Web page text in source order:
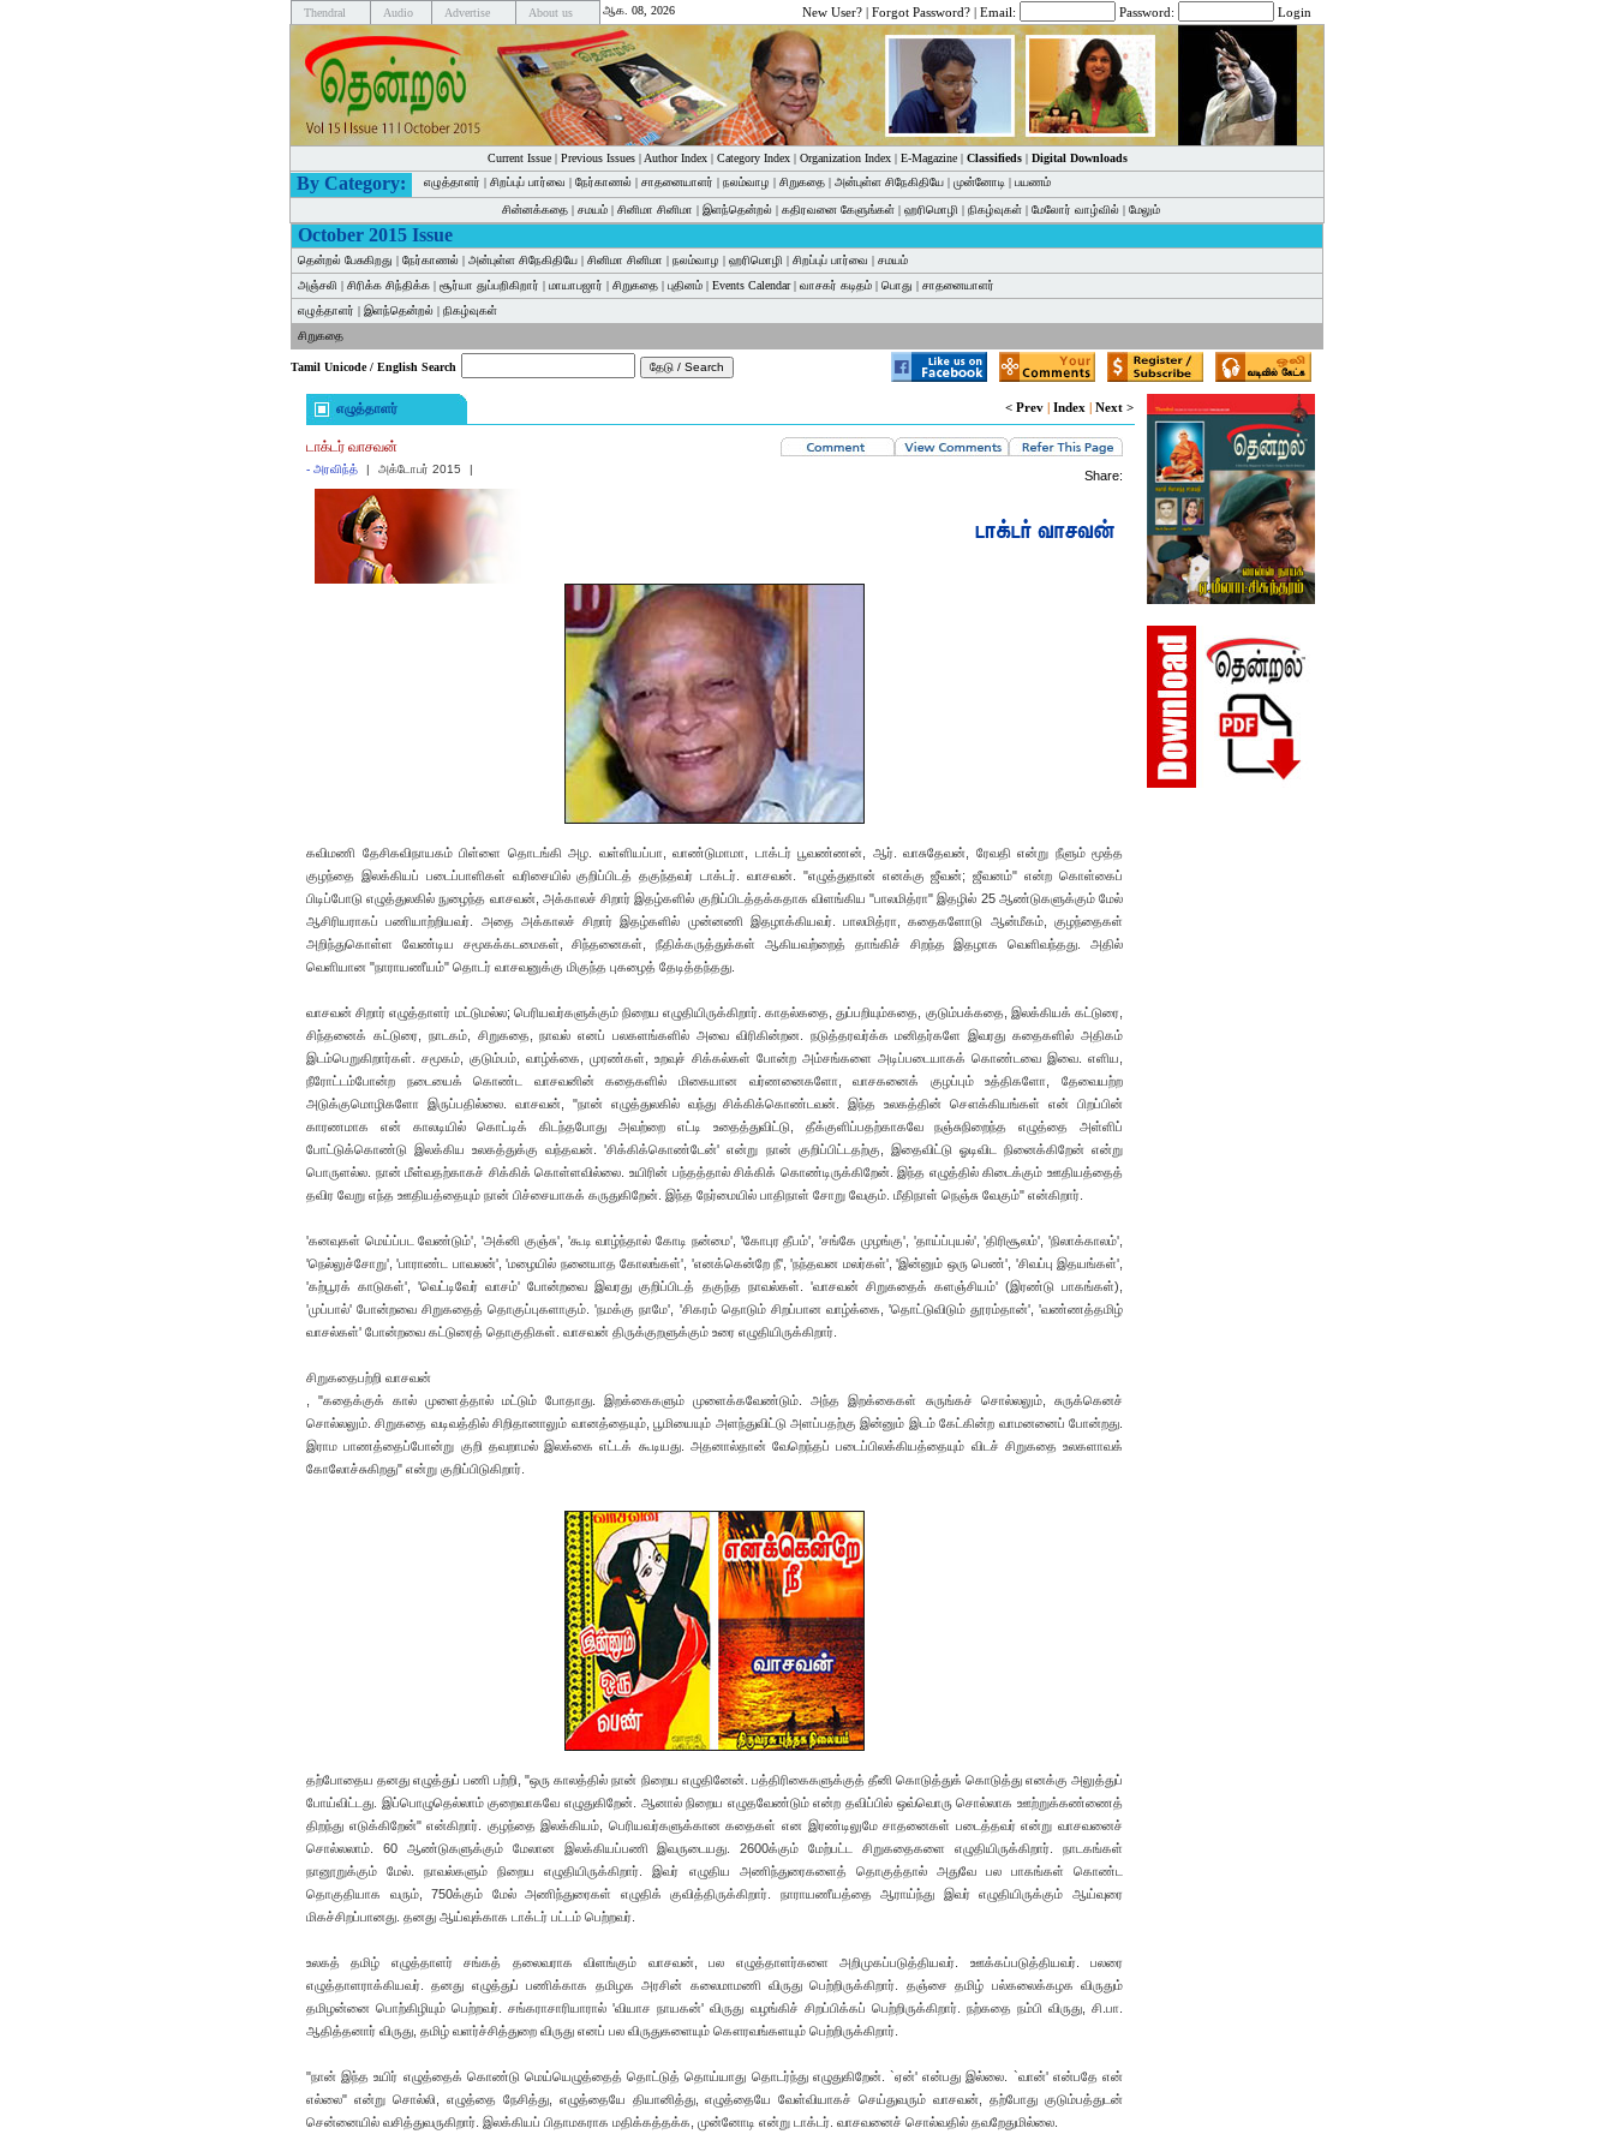
Thendral Audio Advertise About us ஆக. 08, 2026 New User? | Forgot Password? | Email: Password: Login
Current Issue| Previous Issues| Author Index| Category Index| Organization Index| E-Magazine| Classifieds| Digital Downloads
By Category: எழுத்தாளர் | சிறப்புப் பார்வை | நேர்காணல் | சாதனையாளர் | நலம்வாழ | சிறுகதை | அன்புள்ள சிநேகிதியே | முன்னோடி | பயணம்
சின்னக்கதை | சமயம் | சினிமா சினிமா | இளந்தென்றல் | கதிரவனை கேளுங்கள் | ஹரிமொழி | நிகழ்வுகள் | மேலோர் வாழ்வில் | மேலும்
October 2015 Issue
தென்றல் பேசுகிறது | நேர்காணல் | அன்புள்ள சிநேகிதியே | சினிமா சினிமா | நலம்வாழ | ஹரிமொழி | சிறப்புப் பார்வை | சமயம்
அஞ்சலி | சிரிக்க சிந்திக்க | சூர்யா துப்பறிகிறார் | மாயாபஜார் | சிறுகதை | புதினம் | Events Calendar| வாசகர் கடிதம் | பொது | சாதனையாளர்
எழுத்தாளர் | இளந்தென்றல் | நிகழ்வுகள்
சிறுகதை
Tamil Unicode / English Search
எழுத்தாளர் < Prev | Index | Next >
டாக்டர் வாசவன்
- அரவிந்த் | அக்டோபர் 2015 | Share:
கவிமணி தேசிகவிநாயகம் பிள்ளை தொடங்கி அழ. வள்ளியப்பா, வாண்டுமாமா, டாக்டர் பூவண்ணன், ஆர். வாசுதேவன், ரேவதி என்று நீளும் மூத்த
குழந்தை இலக்கியப் படைப்பாளிகள் வரிசையில் குறிப்பிடத் தகுந்தவர் டாக்டர். வாசவன். "எழுத்துதான் எனக்கு ஜீவன்; ஜீவனம்" என்ற கொள்கைப்
பிடிப்போடு எழுத்துலகில் நுழைந்த வாசவன், அக்காலச் சிறார் இதழ்களில் குறிப்பிடத்தக்கதாக விளங்கிய "பாலமித்ரா" இதழில் 25 ஆண்டுகளுக்கும் மேல்
ஆசிரியராகப் பணியாற்றியவர். அதை அக்காலச் சிறார் இதழ்களில் முன்னணி இதழாக்கியவர். பாலமித்ரா, கதைகளோடு ஆன்மீகம், குழந்தைகள்
அறிந்துகொள்ள வேண்டிய சமூகக்கடமைகள், சிந்தனைகள், நீதிக்கருத்துக்கள் ஆகியவற்றைத் தாங்கிச் சிறந்த இதழாக வெளிவந்தது. அதில்
வெளியான "நாராயணீயம்" தொடர் வாசவனுக்கு மிகுந்த புகழைத் தேடித்தந்தது.
வாசவன் சிறார் எழுத்தாளர் மட்டுமல்ல; பெரியவர்களுக்கும் நிறைய எழுதியிருக்கிறார். காதல்கதை, துப்பறியும்கதை, குடும்பக்கதை, இலக்கியக் கட்டுரை,
சிந்தனைக் கட்டுரை, நாடகம், சிறுகதை, நாவல் எனப் பலகளங்களில் அவை விரிகின்றன. நடுத்தரவர்க்க மனிதர்களே இவரது கதைகளில் அதிகம்
இடம்பெறுகிறார்கள். சமூகம், குடும்பம், வாழ்க்கை, முரண்கள், உறவுச் சிக்கல்கள் போன்ற அம்சங்களை அடிப்படையாகக் கொண்டவை இவை. எளிய,
நீரோட்டம்போன்ற நடையைக் கொண்ட வாசவனின் கதைகளில் மிகையான வர்ணனைகளோ, வாசகனைக் குழப்பும் உத்திகளோ, தேவையற்ற
அடுக்குமொழிகளோ இருப்பதில்லை. வாசவன், "நான் எழுத்துலகில் வந்து சிக்கிக்கொண்டவன். இந்த உலகத்தின் சௌக்கியங்கள் என் பிறப்பின்
காரணமாக என் காலடியில் கொட்டிக் கிடந்தபோது அவற்றை எட்டி உதைத்துவிட்டு, தீக்குளிப்பதற்காகவே நஞ்சுநிறைந்த எழுத்தை அள்ளிப்
போட்டுக்கொண்டு இலக்கிய உலகத்துக்கு வந்தவன். 'சிக்கிக்கொண்டேன்' என்று நான் குறிப்பிட்டதற்கு, இதைவிட்டு ஓடிவிட நினைக்கிறேன் என்று
பொருளல்ல. நான் மீள்வதற்காகச் சிக்கிக் கொள்ளவில்லை. உயிரின் பந்தத்தால் சிக்கிக் கொண்டிருக்கிறேன். இந்த எழுத்தில் கிடைக்கும் ஊதியத்தைத்
தவிர வேறு எந்த ஊதியத்தையும் நான் பிச்சையாகக் கருதுகிறேன். இந்த நேர்மையில் பாதிநாள் சோறு வேகும். மீதிநாள் நெஞ்சு வேகும்" என்கிறார்.
'கனவுகள் மெய்ப்பட வேண்டும்', 'அக்னி குஞ்சு', 'கூடி வாழ்ந்தால் கோடி நன்மை', 'கோபுர தீபம்', 'சங்கே முழங்கு', 'தாய்ப்புயல்', 'திரிசூலம்', 'நிலாக்காலம்',
'நெல்லுச்சோறு', 'பாராண்ட பாவலன்', 'மழையில் நனையாத கோலங்கள்', 'எனக்கென்றே நீ', 'நந்தவன மலர்கள்', 'இன்னும் ஒரு பெண்', 'சிவப்பு இதயங்கள்',
'கற்பூரக் காடுகள்', 'வெட்டிவேர் வாசம்' போன்றவை இவரது குறிப்பிடத் தகுந்த நாவல்கள். 'வாசவன் சிறுகதைக் களஞ்சியம்' (இரண்டு பாகங்கள்),
'முப்பால்' போன்றவை சிறுகதைத் தொகுப்புகளாகும். 'நமக்கு நாமே', 'சிகரம் தொடும் சிறப்பான வாழ்க்கை, 'தொட்டுவிடும் தூரம்தான்', 'வண்ணத்தமிழ்
வாசல்கள்' போன்றவை கட்டுரைத் தொகுதிகள். வாசவன் திருக்குறளுக்கும் உரை எழுதியிருக்கிறார்.
சிறுகதைபற்றி வாசவன்
, "கதைக்குக் கால் முளைத்தால் மட்டும் போதாது. இறக்கைகளும் முளைக்கவேண்டும். அந்த இறக்கைகள் சுருங்கச் சொல்லலும், சுருக்கெனச்
சொல்லலும். சிறுகதை வடிவத்தில் சிறிதானாலும் வானத்தையும், பூமியையும் அளந்துவிட்டு அளப்பதற்கு இன்னும் இடம் கேட்கின்ற வாமனனைப் போன்றது.
இராம பாணத்தைப்போன்று குறி தவறாமல் இலக்கை எட்டக் கூடியது. அதனால்தான் வேறெந்தப் படைப்பிலக்கியத்தையும் விடச் சிறுகதை உலகளாவக்
கோலோச்சுகிறது" என்று குறிப்பிடுகிறார்.
தற்போதைய தனது எழுத்துப் பணி பற்றி, "ஒரு காலத்தில் நான் நிறைய எழுதினேன். பத்திரிகைகளுக்குத் தீனி கொடுத்துக் கொடுத்து எனக்கு அலுத்துப்
போய்விட்டது. இப்பொழுதெல்லாம் குறைவாகவே எழுதுகிறேன். ஆனால் நிறைய எழுதவேண்டும் என்ற தவிப்பில் ஒவ்வொரு சொல்லாக ஊற்றுக்கண்ணைத்
திறந்து எடுக்கிறேன்" என்கிறார். குழந்தை இலக்கியம், பெரியவர்களுக்கான கதைகள் என இரண்டிலுமே சாதனைகள் படைத்தவர் என்று வாசவனைச்
சொல்லலாம். 60 ஆண்டுகளுக்கும் மேலான இலக்கியப்பணி இவருடையது. 2600க்கும் மேற்பட்ட சிறுகதைகளை எழுதியிருக்கிறார். நாடகங்கள்
நானூறுக்கும் மேல். நாவல்களும் நிறைய எழுதியிருக்கிறார். இவர் எழுதிய அணிந்துரைகளைத் தொகுத்தால் அதுவே பல பாகங்கள் கொண்ட
தொகுதியாக வரும், 750க்கும் மேல் அணிந்துரைகள் எழுதிக் குவித்திருக்கிறார். நாராயணீயத்தை ஆராய்ந்து இவர் எழுதியிருக்கும் ஆய்வுரை
மிகச்சிறப்பானது. தனது ஆய்வுக்காக டாக்டர் பட்டம் பெற்றவர்.
உலகத் தமிழ் எழுத்தாளர் சங்கத் தலைவராக விளங்கும் வாசவன், பல எழுத்தாளர்களை அறிமுகப்படுத்தியவர். ஊக்கப்படுத்தியவர். பலரை
எழுத்தாளராக்கியவர். தனது எழுத்துப் பணிக்காக தமிழக அரசின் கலைமாமணி விருது பெற்றிருக்கிறார். தஞ்சை தமிழ் பல்கலைக்கழக விருதும்
தமிழன்னை பொற்கிழியும் பெற்றவர். சங்கராசாரியாரால் 'வியாச நாயகன்' விருது வழங்கிச் சிறப்பிக்கப் பெற்றிருக்கிறார். நற்கதை நம்பி விருது, சி.பா.
ஆதித்தனார் விருது, தமிழ் வளர்ச்சித்துறை விருது எனப் பல விருதுகளையும் கௌரவங்களயும் பெற்றிருக்கிறார்.
"நான் இந்த உயிர் எழுத்தைக் கொண்டு மெய்யெழுத்தைத் தொட்டுத் தொய்யாது தொடர்ந்து எழுதுகிறேன். `ஏன்' என்பது இல்லை. `வான்' என்பதே என்
எல்லை" என்று சொல்லி, எழுத்தை நேசித்து, எழுத்தையே தியானித்து, எழுத்தையே வேள்வியாகச் செய்துவரும் வாசவன், தற்போது குடும்பத்துடன்
சென்னையில் வசித்துவருகிறார். இலக்கியப் பிதாமகராக மதிக்கத்தக்க, முன்னோடி என்று டாக்டர். வாசவனைச் சொல்வதில் தவறேதுமில்லை.